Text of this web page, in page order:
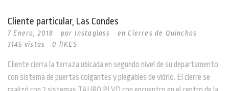
Cliente particular, Las Condes
7 Enero, 2018 por Instaglass en Cierres de Quinchos
3145 vistas
0 lIKES
Cliente cierra la terraza ubicada en segundo nivel de su departamento
con sistema de puertas colgantes y plegables de vidrio. El cierre se